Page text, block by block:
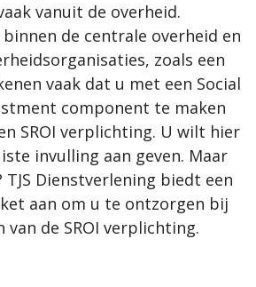
vanuit de overheid.
de centrale overheid en
zoals een
vaak dat u met een Social
component te maken
SROI verplichting. U wilt hier
invulling aan geven. Maar
TJS Dienstverlening biedt een
aan om u te ontzorgen bij
van de SROI verplichting.